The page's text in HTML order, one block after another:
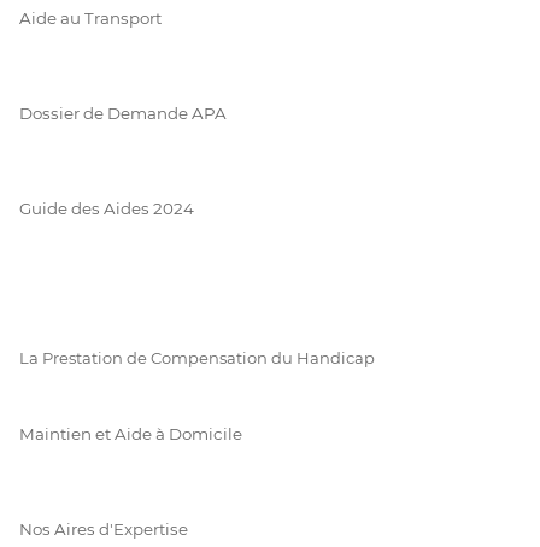
Aide au Transport
Dossier de Demande APA
Guide des Aides 2024
La Prestation de Compensation du Handicap
Maintien et Aide à Domicile
Nos Aires d'Expertise